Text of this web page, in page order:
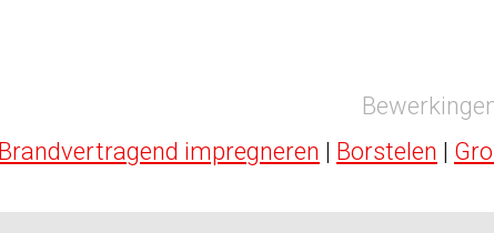
Brandvertragend impregneren
Borstelen